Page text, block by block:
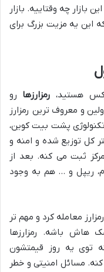
بازار چه وقتاییه. بازار
که این یه مزیت بزرگ برای
هستید، رمزارزها رو
و معروف ترین رمزارز
پشت بیت کوین،
کل توزیع شده و امنه و
ثبت می کنه. بعد از
ریپل و … هم به وجود
معامله کرد و مهم تر
هاش باشه. رمزارزها
توی یه روز قیمتشون
مسائل امنیتی و خطر